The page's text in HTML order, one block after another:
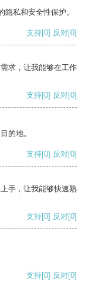
私和安全性保护。
支持[0] 反对[0]
求，让我能够在工作
支持[0] 反对[0]
的地。
支持[0] 反对[0]
手，让我能够快速熟
支持[0] 反对[0]
支持[0] 反对[0]